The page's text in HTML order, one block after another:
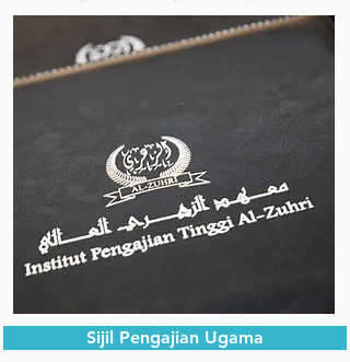
Sijil Pengajian Ugama